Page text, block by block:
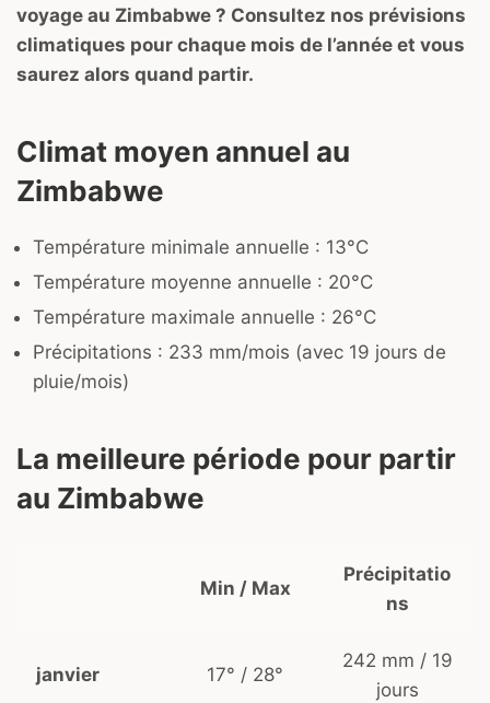
voyage au Zimbabwe ? Consultez nos prévisions
climatiques pour chaque mois de l’année et vous
saurez alors quand partir.
Climat moyen annuel au
Zimbabwe
Température minimale annuelle : 13°C
Température moyenne annuelle : 20°C
Température maximale annuelle : 26°C
Précipitations : 233 mm/mois (avec 19 jours de
pluie/mois)
La meilleure période pour partir
au Zimbabwe
Min / Max
Précipitatio
ns
janvier 17° / 28°
242 mm / 19
jours